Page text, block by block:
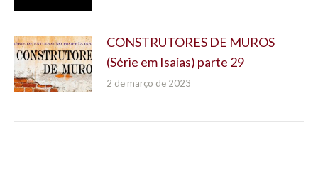
CONSTRUTORES DE MUROS
(Série em Isaías) parte 29
2 de março de 2023